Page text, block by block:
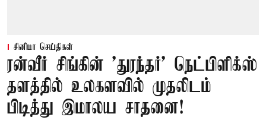
சினிமா செய்திகள்
ரன்வீர் சிங்கின் 'துரந்தர்' நெட்பிளிக்ஸ்
தளத்தில் உலகளவில் முதலிடம்
பிடித்து இமாலய சாதனை!